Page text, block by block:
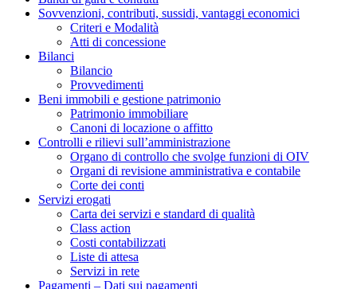
Sovvenzioni, contributi, sussidi, vantaggi economici
Criteri e Modalità
Atti di concessione
Bilanci
Bilancio
Provvedimenti
Beni immobili e gestione patrimonio
Patrimonio immobiliare
Canoni di locazione o affitto
Controlli e rilievi sull’amministrazione
Organo di controllo che svolge funzioni di OIV
Organi di revisione amministrativa e contabile
Corte dei conti
Servizi erogati
Carta dei servizi e standard di qualità
Class action
Costi contabilizzati
Liste di attesa
Servizi in rete
Pagamenti – Dati sui pagamenti